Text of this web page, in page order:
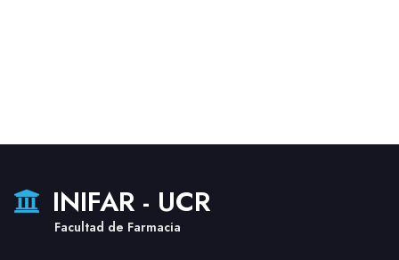
INIFAR - UCR
Facultad de Farmacia